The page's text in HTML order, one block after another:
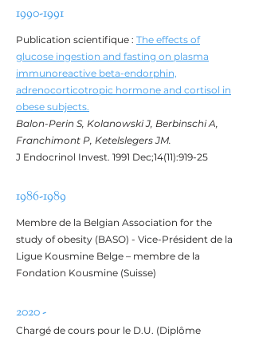
1990-1991
Publication scientifique : The effects of
glucose ingestion and fasting on plasma
immunoreactive beta-endorphin,
adrenocorticotropic hormone and cortisol in
obese subjects.
Balon-Perin S, Kolanowski J, Berbinschi A,
Franchimont P, Ketelslegers JM.
J Endocrinol Invest. 1991 Dec;14(11):919-25
1986-1989
Membre de la Belgian Association for the
study of obesity (BASO) - Vice-Président de la
Ligue Kousmine Belge – membre de la
Fondation Kousmine (Suisse)
2020 -
Chargé de cours pour le D.U. (Diplôme